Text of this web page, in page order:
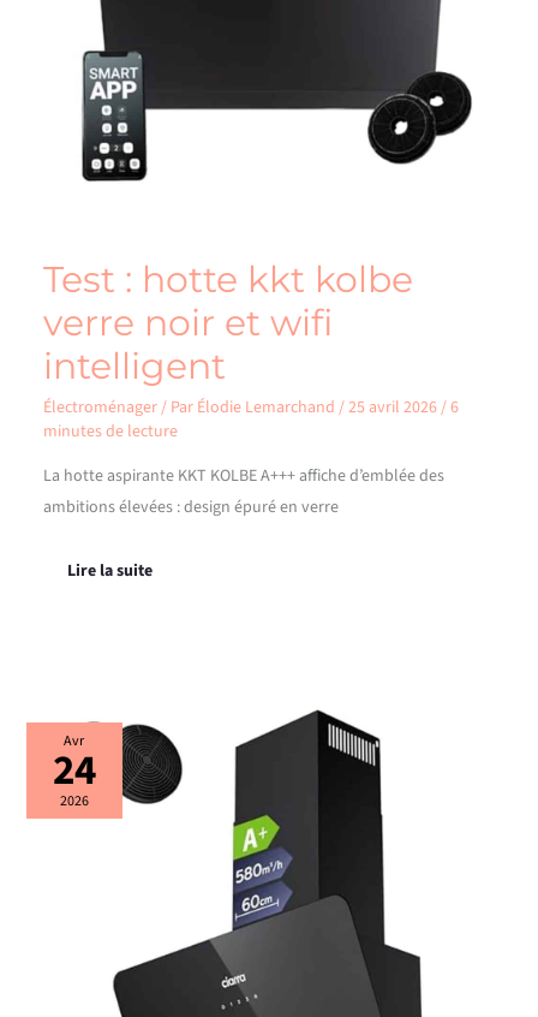
Test : hotte kkt kolbe
verre noir et wifi
intelligent
Électroménager/ Par Élodie Lemarchand /25 avril 2026/6
minutes de lecture
La hotte aspirante KKT KOLBE A+++ affiche d’emblée des
ambitions élevées : design épuré en verre
Lire la suite
Avr
24
2026
Test
hotte
inclinée
CIARRA
CBCB6765C